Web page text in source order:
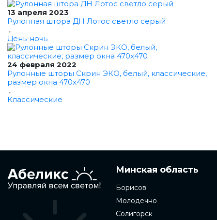
13 апреля 2023
Рулонная штора ДН Лотос светло серый
...
День-ночь
24 февраля 2022
Рулонные шторы Скрин ЭКО, белый, классические,
размер окна 470x470
...
Классические
Минская область
Борисов
Молодечно
Солигорск